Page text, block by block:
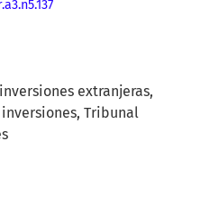
extranjeras
Tribunal